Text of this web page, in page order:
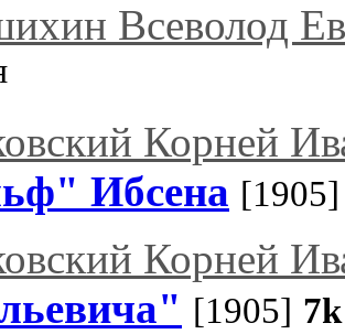
Всеволод
Корней
Ибсена [1905]
Корней
[1905] 7k